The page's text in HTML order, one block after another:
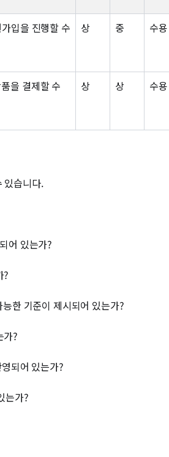
입을 진행할 수
상 중 수용
을 결제할 수
상 상 수용
있습니다.
어 있는가?
?
한 기준이 제시되어 있는가?
가?
되어 있는가?
는가?